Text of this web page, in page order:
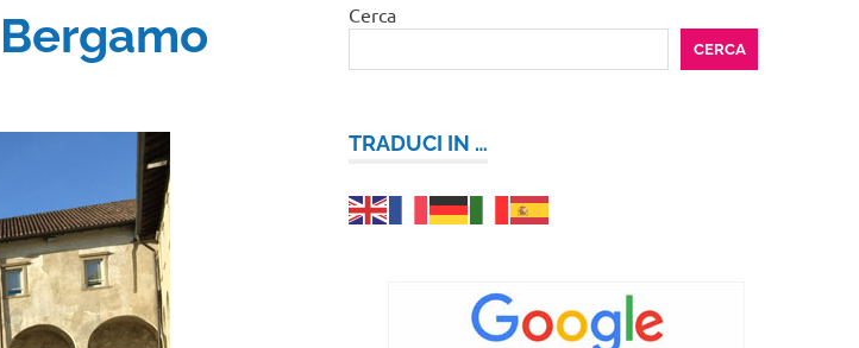
Cerca
CERCA
TRADUCI IN …